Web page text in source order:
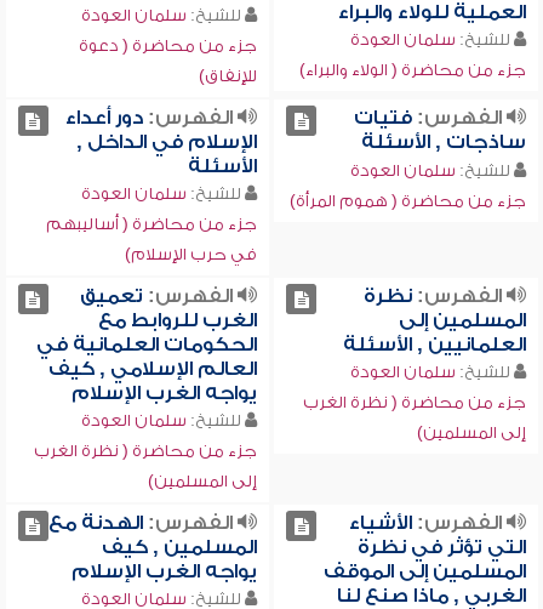
العملية للولاء والبراء
للشيخ: سلمان العودة
جزء من محاضرة ( الولاء والبراء)
للشيخ: سلمان العودة
جزء من محاضرة ( دعوة
للإنفاق)
الفهرس:فتيات
ساذجات , الأسئلة
للشيخ: سلمان العودة
جزء من محاضرة ( هموم المرأة)
الفهرس:دور أعداء
الإسلام في الداخل ,
الأسئلة
للشيخ: سلمان العودة
جزء من محاضرة ( أساليبهم
في حرب الإسلام)
الفهرس:نظرة
المسلمين إلى
العلمانيين , الأسئلة
للشيخ: سلمان العودة
جزء من محاضرة ( نظرة الغرب
إلى المسلمين)
الفهرس: تعميق
الغرب للروابط مع
الحكومات العلمانية في
العالم الإسلامي , كيف
يواجه الغرب الإسلام
للشيخ: سلمان العودة
جزء من محاضرة ( نظرة الغرب
إلى المسلمين)
الفهرس:الأشياء
التي تؤثر في نظرة
المسلمين إلى الموقف
الغربي , ماذا صنع لنا
الفهرس:الهدنة مع
المسلمين , كيف
يواجه الغرب الإسلام
للشيخ: سلمان العودة